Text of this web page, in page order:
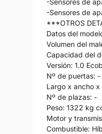
-Sensores de
***OTROS
Datos del
Volumen del
Capacidad del
Versión: 1.0
Nº de puertas: -
Largo x ancho
Nº de plazas: -
Peso: 1322 kg
Motor y
Combustible: